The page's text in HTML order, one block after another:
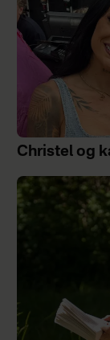
Christel og